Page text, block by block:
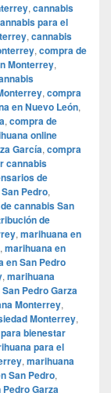
, cannabis
para el
, cannabis
, compra de
Monterrey,
, compra
en Nuevo León,
, compra de
online
García, compra
cannabis
de
Pedro,
cannabis San
de
, marihuana en
, marihuana en
en San Pedro
, marihuana
Pedro Garza
Monterrey,
Monterrey,
bienestar
para el
, marihuana
San Pedro,
Garza